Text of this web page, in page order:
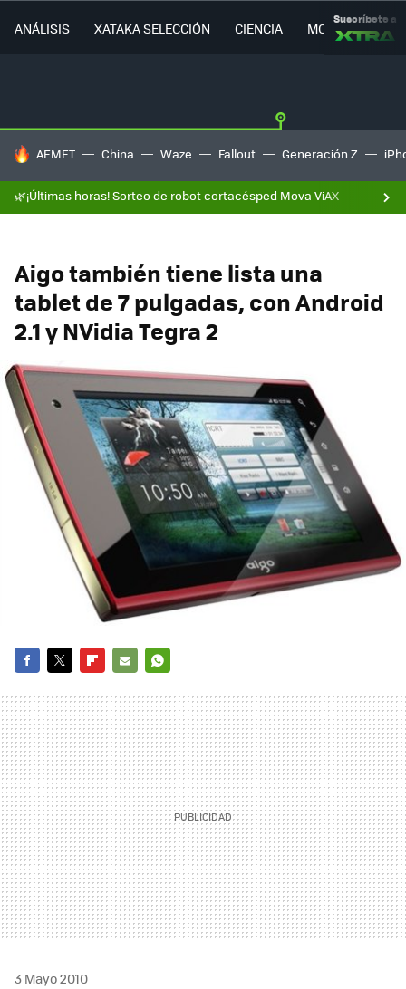
ANÁLISIS XATAKA SELECCIÓN CIENCIA MOVILIDAD
Suscríbete a
HOY SE HABLA DE
AEMET China Waze Fallout Generación Z
🌿¡Últimas horas! Sorteo de robot cortacésped Mova ViAX
Aigo también tiene lista una
tablet de 7 pulgadas, con Android
2.1 y NVidia Tegra 2
MAIL
3 Mayo 2010